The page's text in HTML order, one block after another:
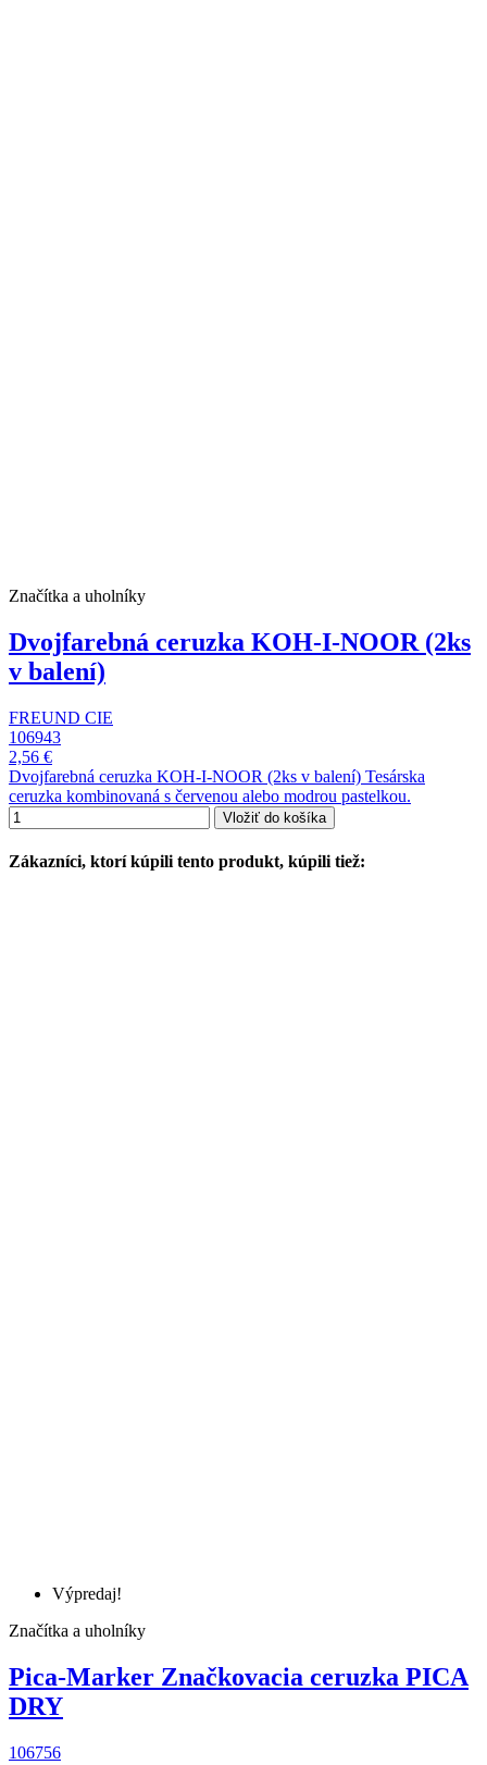
Značítka a uholníky
Dvojfarebná ceruzka KOH-I-NOOR (2ks
v balení)
FREUND CIE
106943
2,56 €
Dvojfarebná ceruzka KOH-I-NOOR (2ks v balení) Tesárska
ceruzka kombinovaná s červenou alebo modrou pastelkou.
Vložiť do košíka
Zákazníci, ktorí kúpili tento produkt, kúpili tiež:
Výpredaj!
Značítka a uholníky
Pica-Marker Značkovacia ceruzka PICA
DRY
106756